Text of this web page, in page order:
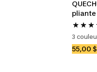
3
55,00 $